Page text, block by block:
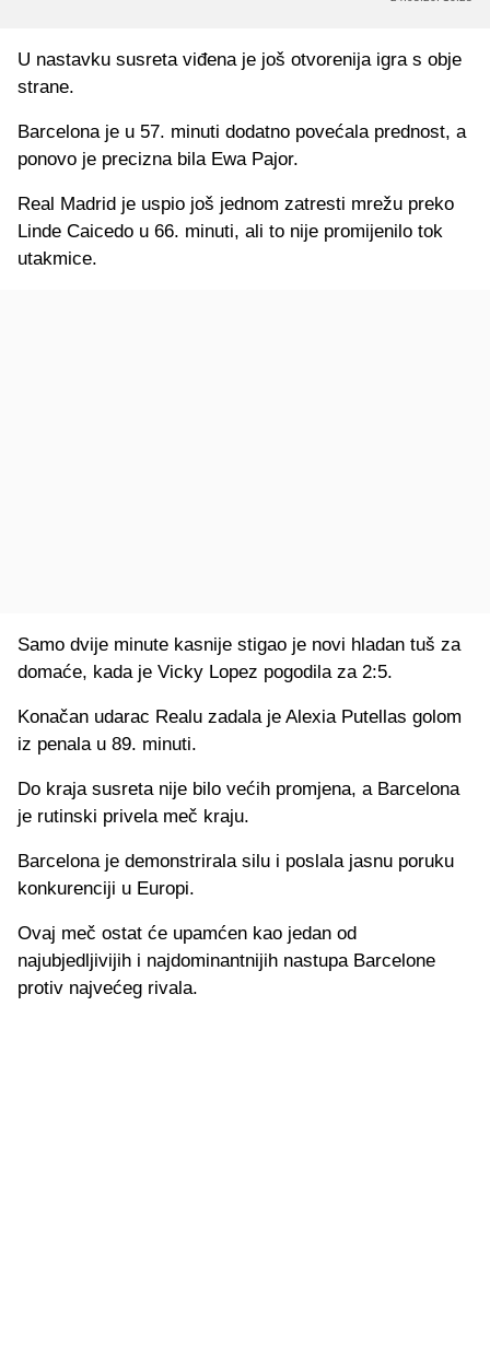
U nastavku susreta viđena je još otvorenija igra s obje
strane.
Barcelona je u 57. minuti dodatno povećala prednost, a
ponovo je precizna bila Ewa Pajor.
Real Madrid je uspio još jednom zatresti mrežu preko
Linde Caicedo u 66. minuti, ali to nije promijenilo tok
utakmice.
Samo dvije minute kasnije stigao je novi hladan tuš za
domaće, kada je Vicky Lopez pogodila za 2:5.
Konačan udarac Realu zadala je Alexia Putellas golom
iz penala u 89. minuti.
Do kraja susreta nije bilo većih promjena, a Barcelona
je rutinski privela meč kraju.
Barcelona je demonstrirala silu i poslala jasnu poruku
konkurenciji u Europi.
Ovaj meč ostat će upamćen kao jedan od
najubjedljivijih i najdominantnijih nastupa Barcelone
protiv najvećeg rivala.